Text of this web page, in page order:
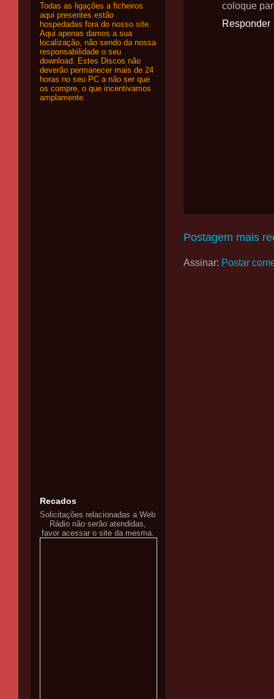
coloque
Responder
Postagem mais
Assinar: Postar
Todas as ligações a ficheiros
aqui presentes estão
hospedadas fora do nosso site.
Aqui apenas damos a sua
localização, não sendo da nossa
responsabilidade o seu
download. Estes Discos não
deverão permanecer mais de 24
horas no seu PC a não ser que
os compre, o que incentivamos
amplamente.
Recados
Solicitações relacionadas a Web
Rádio não serão atendidas,
favor acessar o site da mesma.